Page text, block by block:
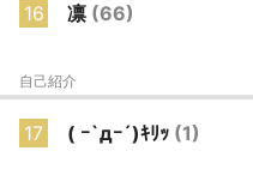
16 凛 (66)
自己紹介
17 ( ｰ`дｰ´)ｷﾘｯ (1)